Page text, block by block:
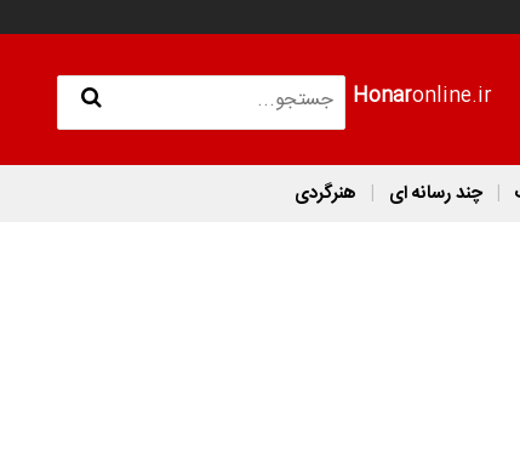
Honaronline.ir
چند رسانه ای هنرگردی